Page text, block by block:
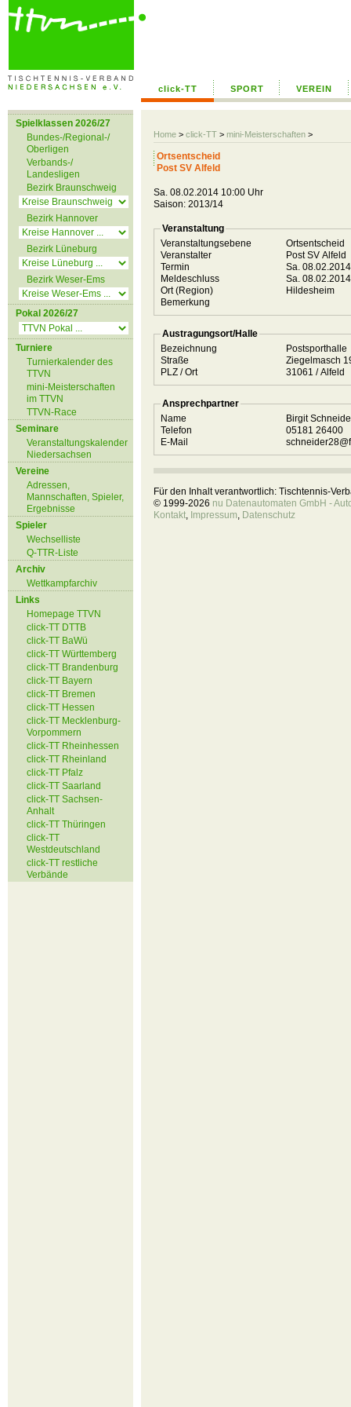
click-TT SPORT VEREIN
Home > click-TT > mini-Meisterschaften >
Spielklassen 2026/27
Bundes-/Regional-/
Oberligen
Verbands-/
Landesligen
Bezirk Braunschweig
Bezirk Hannover
Bezirk Lüneburg
Bezirk Weser-Ems
Pokal 2026/27
Turniere
Turnierkalender des
TTVN
mini-Meisterschaften
im TTVN
TTVN-Race
Seminare
Veranstaltungskalender
Niedersachsen
Vereine
Adressen,
Mannschaften, Spieler,
Ergebnisse
Spieler
Wechselliste
Q-TTR-Liste
Archiv
Wettkampfarchiv
Links
Homepage TTVN
click-TT DTTB
click-TT BaWü
click-TT Württemberg
click-TT Brandenburg
click-TT Bayern
click-TT Bremen
click-TT Hessen
click-TT Mecklenburg-
Vorpommern
click-TT Rheinhessen
click-TT Rheinland
click-TT Pfalz
click-TT Saarland
click-TT Sachsen-
Anhalt
click-TT Thüringen
click-TT
Westdeutschland
click-TT restliche
Verbände
Ortsentscheid
Post SV Alfeld
Sa. 08.02.2014 10:00 Uhr
Saison: 2013/14
Veranstaltung
Veranstaltungsebene
Ortsentscheid
Veranstalter
Post SV Alfeld
Termin
Sa.
Meldeschluss
Sa.
Ort (Region)
Hildesheim
Bemerkung
Austragungsort/Halle
Bezeichnung
Postsporthalle
Straße
Ziegelmasch
PLZ / Ort
31061 / Alfeld
Ansprechpartner
Name
Birgit
Telefon
05181 26400
E-Mail
Für den Inhalt verantwortlich: Tischtennis-
© 1999-2026 nu Datenautomaten GmbH -
Kontakt, Impressum, Datenschutz